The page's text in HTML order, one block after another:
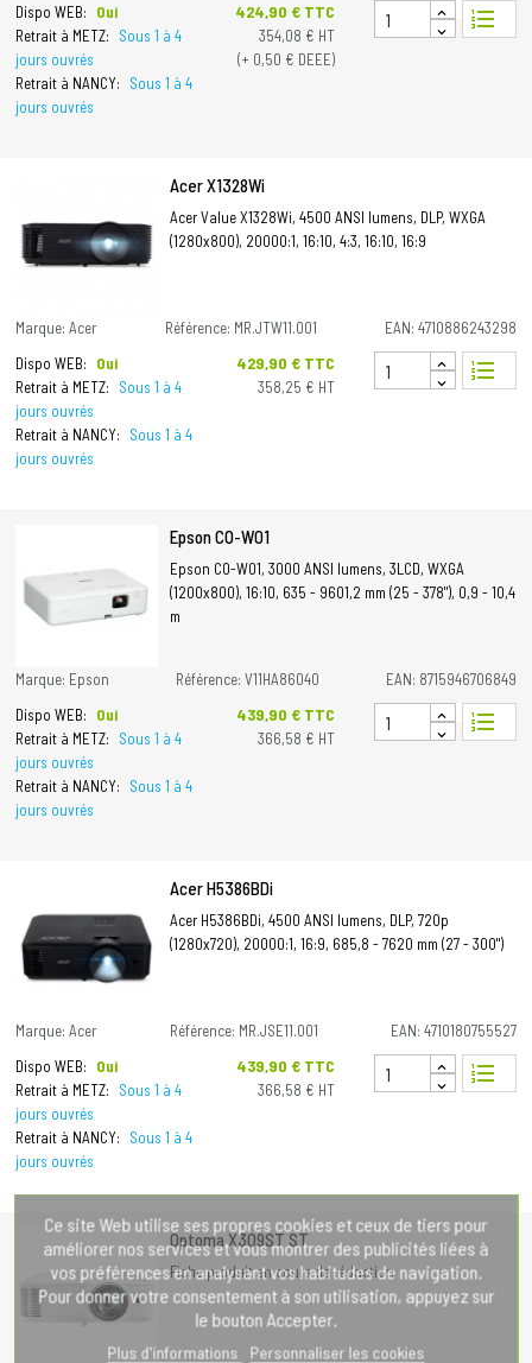
Dispo WEB:
Oui
Retrait à METZ:
Sous 1 à 4
jours ouvrés
Retrait à NANCY:
Sous 1 à 4
jours ouvrés
Prix
424,90 € TTC
354,08 € HT
(+ 0,50 € DEEE)
format_list_numbered
Acer X1328Wi
Acer Value X1328Wi, 4500 ANSI lumens, DLP, WXGA
(1280x800), 20000:1, 16:10, 4:3, 16:10, 16:9
Marque: Acer Référence: MR.JTW11.001
EAN: 4710886243298
Dispo WEB:
Oui
Retrait à METZ:
Sous 1 à 4
jours ouvrés
Retrait à NANCY:
Sous 1 à 4
jours ouvrés
Prix
429,90 € TTC
358,25 € HT
format_list_numbered
Epson CO-W01
Epson CO-W01, 3000 ANSI lumens, 3LCD, WXGA
(1200x800), 16:10, 635 - 9601,2 mm (25 - 378"), 0,9 - 10,4
m
Marque: Epson Référence: V11HA86040
EAN: 8715946706849
Dispo WEB:
Oui
Retrait à METZ:
Sous 1 à 4
jours ouvrés
Retrait à NANCY:
Sous 1 à 4
jours ouvrés
Prix
439,90 € TTC
366,58 € HT
format_list_numbered
Acer H5386BDi
Acer H5386BDi, 4500 ANSI lumens, DLP, 720p
(1280x720), 20000:1, 16:9, 685,8 - 7620 mm (27 - 300")
Marque: Acer Référence: MR.JSE11.001
EAN: 4710180755527
Dispo WEB:
Oui
Retrait à METZ:
Sous 1 à 4
jours ouvrés
Retrait à NANCY:
Sous 1 à 4
jours ouvrés
Prix
439,90 € TTC
366,58 € HT
format_list_numbered
Optoma X309ST ST
Fiche produit en cours de rédaction
Ce site Web utilise ses propres cookies et ceux de tiers pour
améliorer nos services et vous montrer des publicités liées à
vos préférences en analysant vos habitudes de navigation.
Pour donner votre consentement à son utilisation, appuyez sur
le bouton Accepter.
Plus d'informations Personnaliser les cookies